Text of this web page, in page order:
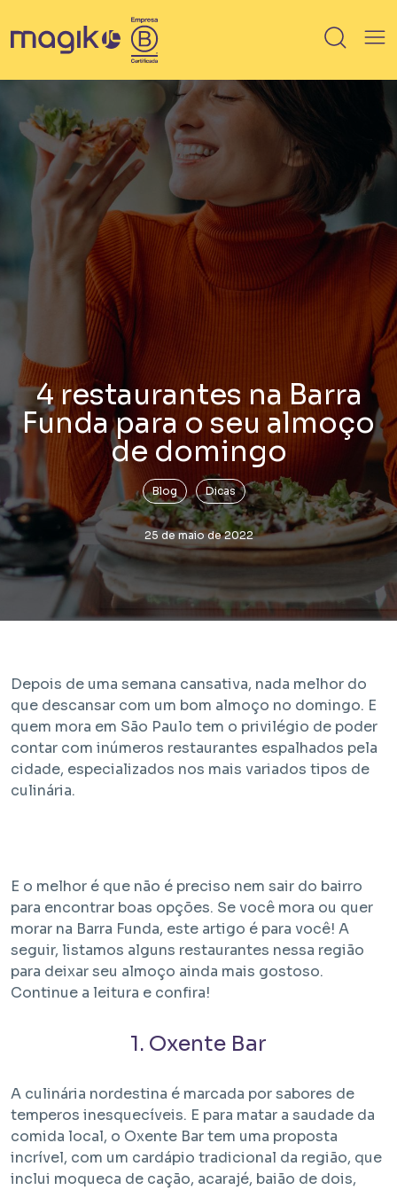
4 restaurantes na Barra
Funda para o seu almoço
de domingo
Blog Dicas
25 de maio de 2022
Depois de uma semana cansativa, nada melhor do
que descansar com um bom almoço no domingo. E
quem mora em São Paulo tem o privilégio de poder
contar com inúmeros restaurantes espalhados pela
cidade, especializados nos mais variados tipos de
culinária.
E o melhor é que não é preciso nem sair do bairro
para encontrar boas opções. Se você mora ou quer
morar na Barra Funda, este artigo é para você! A
seguir, listamos alguns restaurantes nessa região
para deixar seu almoço ainda mais gostoso.
Continue a leitura e confira!
1. Oxente Bar
A culinária nordestina é marcada por sabores de
temperos inesquecíveis. E para matar a saudade da
comida local, o Oxente Bar tem uma proposta
incrível, com um cardápio tradicional da região, que
inclui moqueca de cação, acarajé, baião de dois,
IMÓVEIS
Breve lançamento
Lançamento
Pronto
100% vendido
Saiba mais sobre HIS / HMP
Lançamento
Bem Viver Praça Fortunato
Em Obra
Santa Cecília - São Paulo / SP
Projeto EHMP com unidades de HIS 1, HMP e R2V